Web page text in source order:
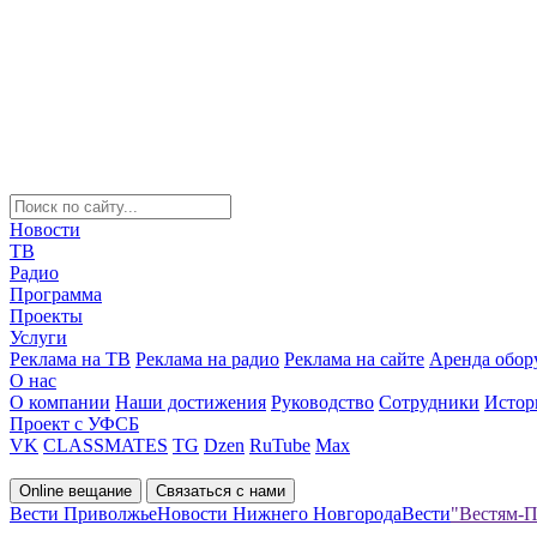
Новости
ТВ
Радио
Программа
Проекты
Услуги
Реклама на ТВ Реклама на радио Реклама на сайте Аренда
О нас
О компании Наши достижения Руководство Сотрудники
Проект с УФСБ
VK CLASSMATES TG Dzen RuTube Max
Online вещание Связаться с нами
Вести ПриволжьеНовости Нижнего НовгородаВести"Вестям-